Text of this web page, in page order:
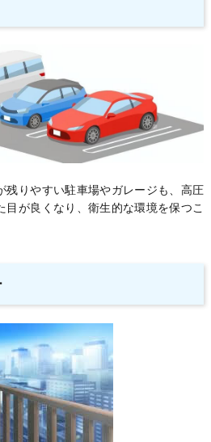
残りやすい駐車場やガレージも、高圧
目が良くなり、衛生的な環境を保つこ